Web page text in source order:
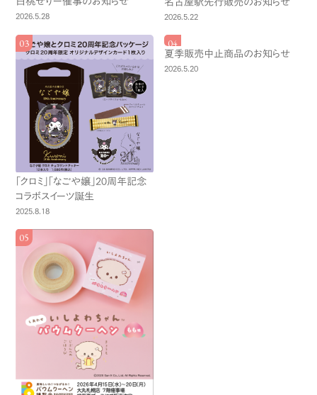
2026.5.28 2026.5.22
「クロミ」「なごや嬢」20周年記念
コラボスイーツ誕生
2025.8.18
夏季販売中止商品のお知らせ
2026.5.20